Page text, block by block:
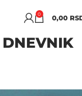
0 0,00